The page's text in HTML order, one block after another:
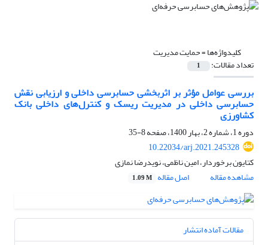
کلیدواژه‌ها =حمایت مدیریت
تعداد مقالات: 1
بررسی عوامل مؤثر بر اثربخشی حسابرسی داخلی و ارزیابی نقش
حسابرسی داخلی در مدیریت ریسک و کنترل‌های داخلی بانک
کشاورزی
دوره 1، شماره 2، بهار 1400، صفحه
8-35
10.22034/arj.2021.245328
کتایون برخوردار، امین ناظمی، نویدرضا نمازی
مشاهده مقاله
اصل مقاله 1.09 M
مقالات آماده انتشار